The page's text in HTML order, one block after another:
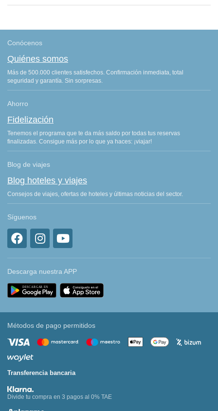
Conócenos
Quiénes somos
Más de 500.000 clientes satisfechos. Confirmación inmediata, total
seguridad y garantía. Sin sorpresas.
Ahorro
Fidelización
Tenemos el programa que te da más saldo por todas tus reservas
finalizadas. Consigue más por lo que ya haces: ¡viajar!
Blog de viajes
Blog hoteles y viajes
Consejos de viajes, ofertas de hoteles y últimas noticias del sector.
Síguenos
Descarga nuestra APP
Métodos de pago permitidos
Transferencia bancaria
Divide tu compra en 3 pagos al 0% TAE